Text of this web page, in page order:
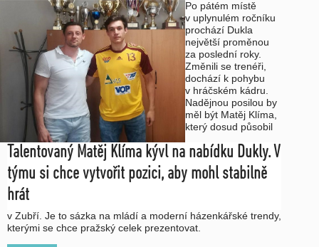
Talentovaný Matěj Klíma kývl na nabídku Dukly. V
týmu si chce vytvořit pozici, aby mohl stabilně
hrát
Po pátém místě
v uplynulém ročníku
prochází Dukla
největší proměnou
za poslední roky.
Změnili se trenéři,
dochází k pohybu
v hráčském kádru.
Nadějnou posilou by
měl být Matěj Klíma,
který dosud působil
v Zubří. Je to sázka na mládí a moderní házenkářské trendy,
kterými se chce pražský celek prezentovat.